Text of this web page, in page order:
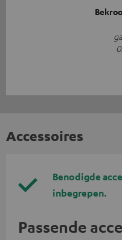
Accessoires
Benodigde
inbegrepen.
Passende